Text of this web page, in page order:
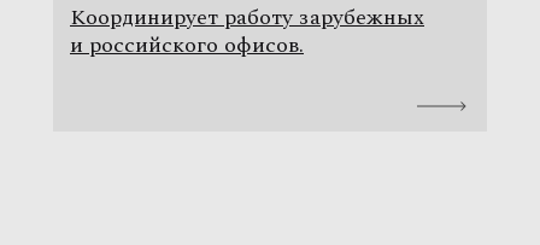
Координирует работу зарубежных
и российского офисов.